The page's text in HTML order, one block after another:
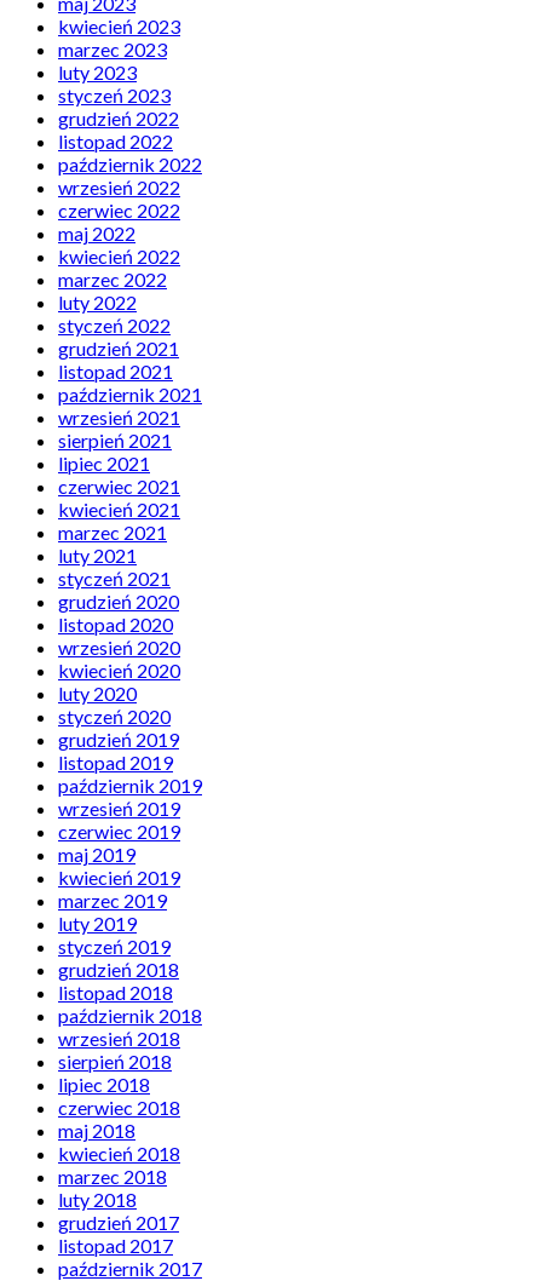
kwiecień 2023
marzec 2023
luty 2023
styczeń 2023
grudzień 2022
listopad 2022
październik 2022
wrzesień 2022
czerwiec 2022
maj 2022
kwiecień 2022
marzec 2022
luty 2022
styczeń 2022
grudzień 2021
listopad 2021
październik 2021
wrzesień 2021
sierpień 2021
lipiec 2021
czerwiec 2021
kwiecień 2021
marzec 2021
luty 2021
styczeń 2021
grudzień 2020
listopad 2020
wrzesień 2020
kwiecień 2020
luty 2020
styczeń 2020
grudzień 2019
listopad 2019
październik 2019
wrzesień 2019
czerwiec 2019
maj 2019
kwiecień 2019
marzec 2019
luty 2019
styczeń 2019
grudzień 2018
listopad 2018
październik 2018
wrzesień 2018
sierpień 2018
lipiec 2018
czerwiec 2018
maj 2018
kwiecień 2018
marzec 2018
luty 2018
grudzień 2017
listopad 2017
październik 2017